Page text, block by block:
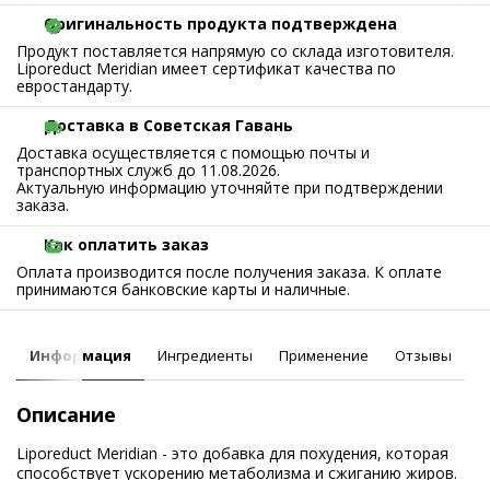
Оригинальность продукта подтверждена
Продукт поставляется напрямую со склада изготовителя.
Liporeduct Meridian имеет сертификат качества по
евростандарту.
Доставка в Советская Гавань
Доставка осуществляется с помощью почты и
транспортных служб до 11.08.2026.
Актуальную информацию уточняйте при подтверждении
заказа.
Как оплатить заказ
Оплата производится после получения заказа. К оплате
принимаются банковские карты и наличные.
Информация Ингредиенты Применение Отзывы
Описание
Liporeduct Meridian - это добавка для похудения, которая
способствует ускорению метаболизма и сжиганию жиров.